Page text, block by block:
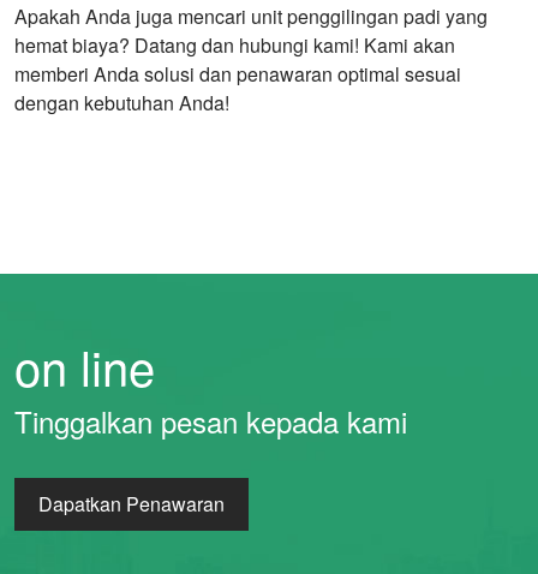
Apakah Anda juga mencari unit penggilingan padi yang
hemat biaya? Datang dan hubungi kami! Kami akan
memberi Anda solusi dan penawaran optimal sesuai
dengan kebutuhan Anda!
on line
Tinggalkan pesan kepada kami
Dapatkan Penawaran